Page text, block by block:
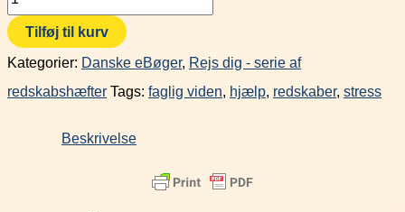
Tilføj til kurv
Kategorier: Danske eBøger, Rejs dig - serie af
redskabshæfter Tags: faglig viden, hjælp, redskaber, stress
Beskrivelse